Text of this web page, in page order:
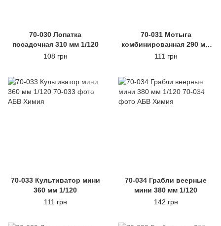
70-030 Лопатка
посадочная 310 мм 1/120
108 грн
70-031 Мотыга
комбинированная 290 мм
1/120
111 грн
70-033 Культиватор мини
360 мм 1/120
111 грн
70-034 Грабли веерные
мини 380 мм 1/120
142 грн